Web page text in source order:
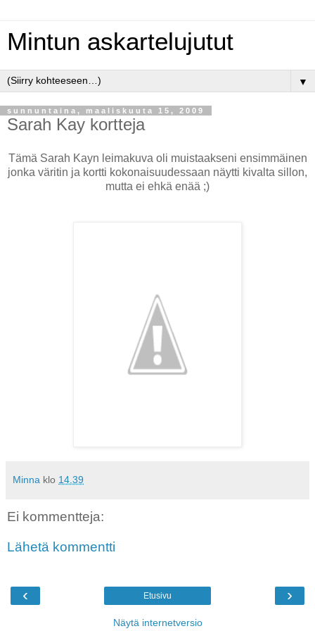
Mintun askartelujutut
▼
sunnuntaina, maaliskuuta 15, 2009
Sarah Kay kortteja
Tämä Sarah Kayn leimakuva oli muistaakseni ensimmäinen
jonka väritin ja kortti kokonaisuudessaan näytti kivalta sillon,
mutta ei ehkä enää ;)
Minna klo 14.39
Ei kommentteja:
Lähetä kommentti
‹ ›
Etusivu
Näytä internetversio